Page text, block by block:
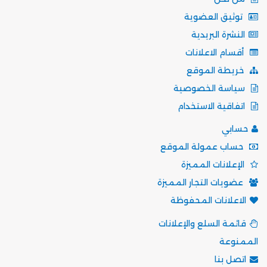
توثيق العضوية
النشرة البريدية
أقسام الاعلانات
خريطة الموقع
سياسة الخصوصية
اتفاقية الاستخدام
حسابي
حساب عمولة الموقع
الإعلانات المميزة
عضويات التجار المميزة
الاعلانات المحفوظة
قائمة السلع والإعلانات
الممنوعة
اتصل بنا